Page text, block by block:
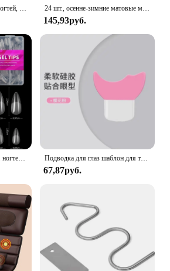
600 шт. Мягкий гель для ногтей, накладные ногти с полным покрытием для акрилового геля, очень короткий миндальный ноготь, квадратный, средний 24 шт., осенне-зимние матовые миндалевидные накладные ногти с клеем, принтом листьев розы, дизайн ногтей, простое полное покрытие, пресс на акриловых ногтях, советы
145,93руб.
600 шт., мягкие Типсы для ногтей с эффектом миндаля Подводка для глаз шаблон для туши для ресниц аппликатор многофункциональная силиконовая кисть для ресниц инструмент для макияжа глаз Макияж
67,87руб.